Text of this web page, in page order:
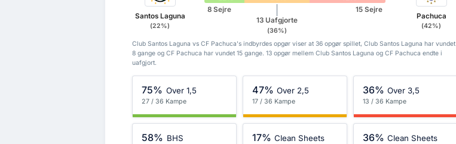
Santos Laguna
(22%)
8 Sejre
13 Uafgjorte
(36%)
15 Sejre
Pachuca
(42%)
Club Santos Laguna vs CF Pachuca's indbyrdes opgør viser at 36 opgør spillet, Club Santos Laguna har vundet
8 gange og CF Pachuca har vundet 15 gange. 13 opgør mellem Club Santos Laguna og CF Pachuca endte i
uafgjort.
75% Over 1,5
27 / 36 Kampe
47% Over 2,5
17 / 36 Kampe
36% Over 3,5
13 / 36 Kampe
58% BHS 17% Clean Sheets 36% Clean Sheets